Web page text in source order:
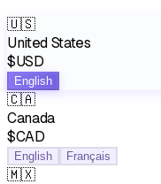
🇺🇸
United States
$USD
English
🇨🇦
Canada
$CAD
English Français
🇲🇽